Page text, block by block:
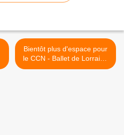
Bientôt plus d'espace pour
le CCN - Ballet de Lorraine
à Nancy ? >